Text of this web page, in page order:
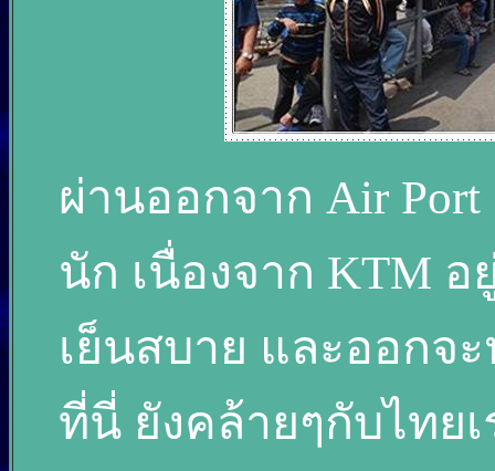
ผ่านออกจาก Air
นัก เนื่องจาก KTM อ
เย็นสบาย และออกจ
ที่นี่ ยังคล้ายๆกับไทย